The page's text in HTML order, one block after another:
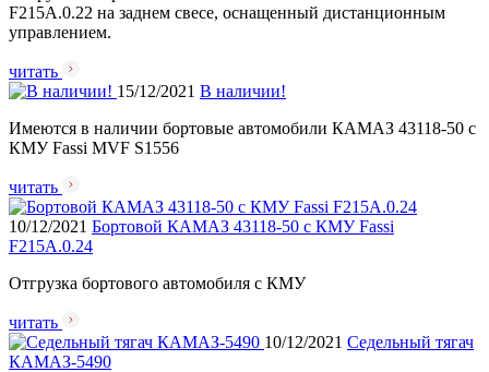
F215A.0.22 на заднем свесе, оснащенный дистанционным
управлением.
читать
15/12/2021 В наличии!
Имеются в наличии бортовые автомобили КАМАЗ 43118-50 с
КМУ Fassi MVF S1556
читать
10/12/2021 Бортовой КАМАЗ 43118-50 с КМУ Fassi
F215A.0.24
Отгрузка бортового автомобиля с КМУ
читать
10/12/2021 Cедельный тягач
КАМАЗ-5490